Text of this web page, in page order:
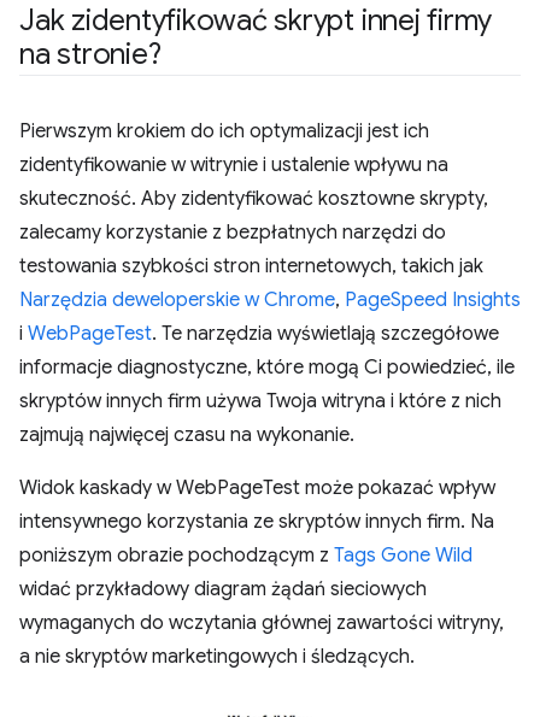
Jak zidentyfikować skrypt innej firmy
na stronie?
Pierwszym krokiem do ich optymalizacji jest ich
zidentyfikowanie w witrynie i ustalenie wpływu na
skuteczność. Aby zidentyfikować kosztowne skrypty,
zalecamy korzystanie z bezpłatnych narzędzi do
testowania szybkości stron internetowych, takich jak
Narzędzia deweloperskie w Chrome, PageSpeed Insights
i WebPageTest. Te narzędzia wyświetlają szczegółowe
informacje diagnostyczne, które mogą Ci powiedzieć, ile
skryptów innych firm używa Twoja witryna i które z nich
zajmują najwięcej czasu na wykonanie.
Widok kaskady w WebPageTest może pokazać wpływ
intensywnego korzystania ze skryptów innych firm. Na
poniższym obrazie pochodzącym z Tags Gone Wild
widać przykładowy diagram żądań sieciowych
wymaganych do wczytania głównej zawartości witryny,
a nie skryptów marketingowych i śledzących.